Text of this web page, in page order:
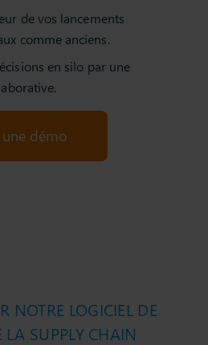
de vos lancements
comme anciens.
en silo par une
démo
NOTRE LOGICIEL DE
SUPPLY CHAIN